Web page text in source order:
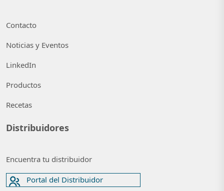
Contacto
Noticias y Eventos
LinkedIn
Productos
Recetas
Distribuidores
Encuentra tu distribuidor
Portal del Distribuidor